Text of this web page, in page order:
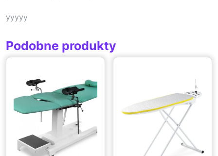
yyyyy
Podobne produkty